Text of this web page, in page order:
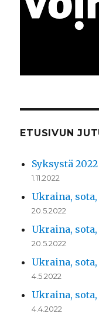
ETUSIVUN
Syksystä
1.11.2022
Ukraina, sota,
20.5.2022
Ukraina,
20.5.2022
Ukraina,
4.5.2022
Ukraina, sota,
4.4.2022